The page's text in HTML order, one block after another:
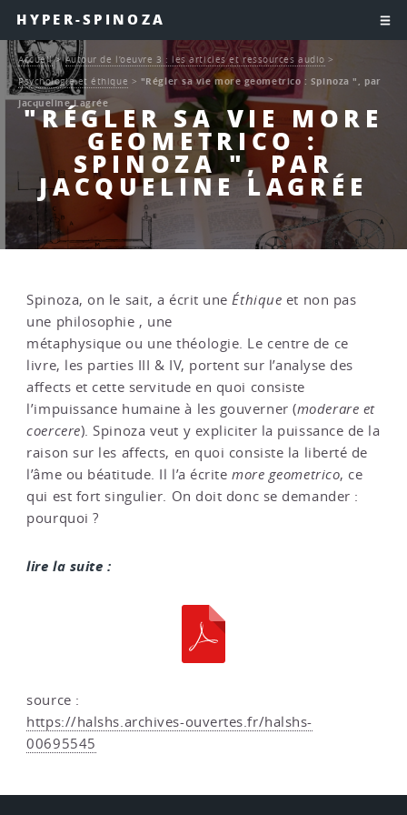
HYPER-SPINOZA
"RÉGLER SA VIE MORE
GEOMETRICO :
SPINOZA ", PAR
JACQUELINE LAGRÉE
Accueil>Autour de l’oeuvre 3 : les articles et ressources audio >
Psychologie et éthique > "Régler sa vie more geometrico : Spinoza ", par
Jacqueline Lagrée
Spinoza, on le sait, a écrit uneÉthique et non pas
une philosophie , une
métaphysique ou une théologie. Le centre de ce
livre, les parties III & IV, portent sur l’analyse des
affects et cette servitude en quoi consiste
l’impuissance humaine à les gouverner (moderare et
coercere). Spinoza veut y expliciter la puissance de la
raison sur les affects, en quoi consiste la liberté de
l’âme ou béatitude. Il l’a écritemore geometrico, ce
qui est fort singulier. On doit donc se demander :
pourquoi ?
lire la suite :
source :
https://halshs.archives-ouvertes.fr/halshs-
00695545